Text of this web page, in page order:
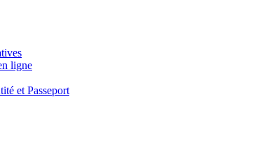
ligne
et Passeport